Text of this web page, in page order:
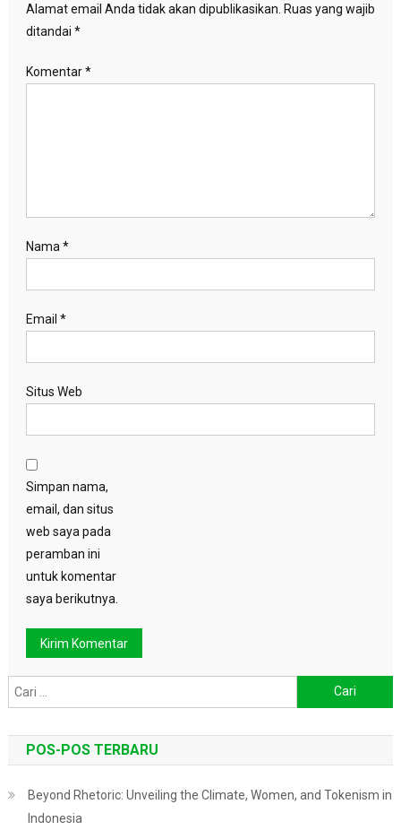
Alamat email Anda tidak akan dipublikasikan. Ruas yang wajib
ditandai *
Komentar*
Nama *
Email *
Situs Web
Simpan nama,
email, dan situs
web saya pada
peramban ini
untuk komentar
saya berikutnya.
untuk:
POS-POS TERBARU
Beyond Rhetoric: Unveiling the Climate, Women, and Tokenism in
Indonesia